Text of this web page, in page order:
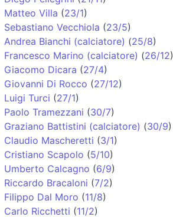
Matteo Villa (23/1)
Sebastiano Vecchiola (23/5)
Andrea Bianchi (calciatore) (25/8)
Francesco Marino (calciatore) (26/12)
Giacomo Dicara (27/4)
Giovanni Di Rocco (27/12)
Luigi Turci (27/1)
Paolo Tramezzani (30/7)
Graziano Battistini (calciatore) (30/9)
Claudio Mascheretti (3/1)
Cristiano Scapolo (5/10)
Umberto Calcagno (6/9)
Riccardo Bracaloni (7/2)
Filippo Dal Moro (11/8)
Carlo Ricchetti (11/2)